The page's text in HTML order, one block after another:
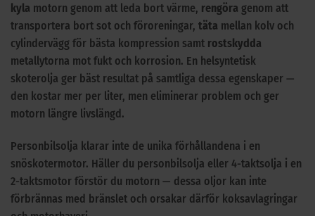
kyla motorn genom att leda bort värme, rengöra genom att
transportera bort sot och föroreningar, täta mellan kolv och
cylindervägg för bästa kompression samt rostskydda
metallytorna mot fukt och korrosion. En helsyntetisk
skoterolja ger bäst resultat på samtliga dessa egenskaper —
den kostar mer per liter, men eliminerar problem och ger
motorn längre livslängd.
Personbilsolja klarar inte de unika förhållandena i en
snöskotermotor. Häller du personbilsolja eller 4-taktsolja i en
2-taktsmotor förstör du motorn — dessa oljor kan inte
förbrännas med bränslet och orsakar därför koksavlagringar